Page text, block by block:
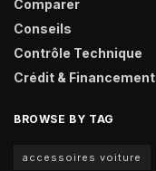
Comparer
Conseils
Contrôle Technique
Crédit & Financement
BROWSE BY TAG
accessoires voiture